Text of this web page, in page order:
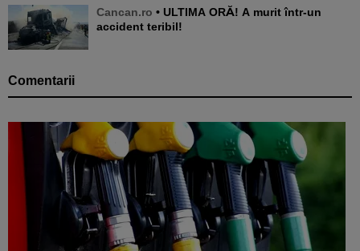
Cancan.ro • ULTIMA ORĂ! A murit într-un
accident teribil!
Comentarii